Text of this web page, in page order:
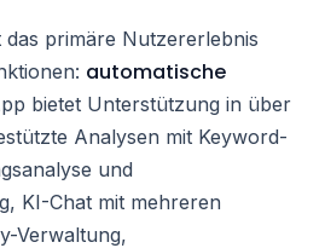
das primäre Nutzererlebnis
automatische
bietet Unterstützung in über
Analysen mit Keyword-
und
KI-Chat mit mehreren
Verwaltung,